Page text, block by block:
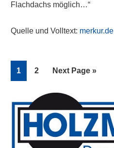
Flachdachs möglich…“
Quelle und Volltext: merkur.de
Page
1 Page
2
Go
Next Page »
Primary
Sidebar